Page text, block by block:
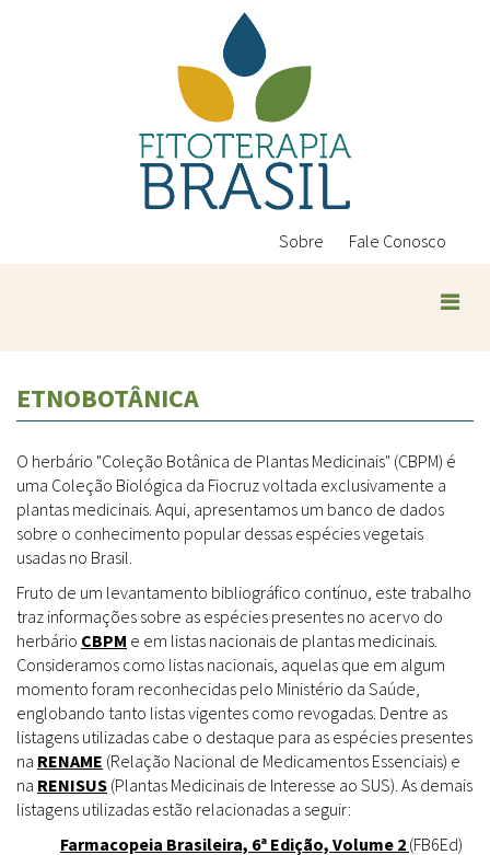
Sobre Fale Conosco
ETNOBOTÂNICA
O herbário "Coleção Botânica de Plantas Medicinais" (CBPM) é
uma Coleção Biológica da Fiocruz voltada exclusivamente a
plantas medicinais. Aqui, apresentamos um banco de dados
sobre o conhecimento popular dessas espécies vegetais
usadas no Brasil.
Fruto de um levantamento bibliográfico contínuo, este trabalho
traz informações sobre as espécies presentes no acervo do
herbário CBPM e em listas nacionais de plantas medicinais.
Consideramos como listas nacionais, aquelas que em algum
momento foram reconhecidas pelo Ministério da Saúde,
englobando tanto listas vigentes como revogadas. Dentre as
listagens utilizadas cabe o destaque para as espécies presentes
na RENAME (Relação Nacional de Medicamentos Essenciais) e
na RENISUS (Plantas Medicinais de Interesse ao SUS). As demais
listagens utilizadas estão relacionadas a seguir:
Farmacopeia Brasileira, 6ª Edição, Volume 2 (FB6Ed)